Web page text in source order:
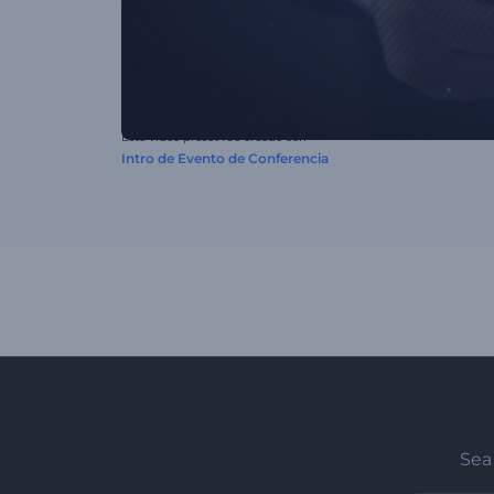
Este video preset fue creado con
Intro de Evento de Conferencia